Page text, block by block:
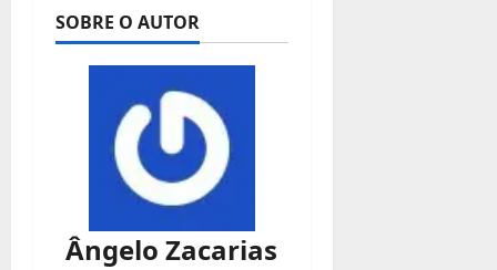
SOBRE O AUTOR
Ângelo Zacarias